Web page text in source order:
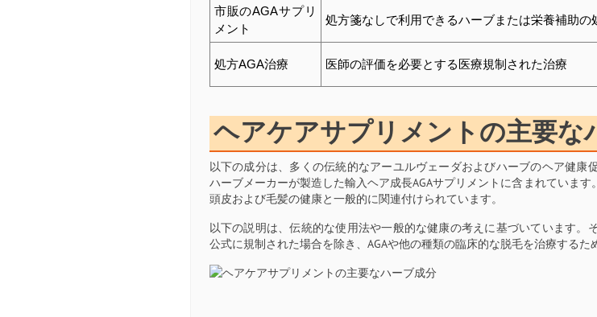
市販のAGAサプリ
メント
処方箋なしで利用できるハーブまたは栄養補助の
処方AGA治療 医師の評価を必要とする医療規制された治療
ヘアケアサプリメントの主要な
以下の成分は、多くの伝統的なアーユルヴェーダおよびハーブのヘア健康
ハーブメーカーが製造した輸入ヘア成長AGAサプリメントに含まれています
頭皮および毛髪の健康と一般的に関連付けられています。
以下の説明は、伝統的な使用法や一般的な健康の考えに基づいています。
公式に規制された場合を除き、AGAや他の種類の臨床的な脱毛を治療するた